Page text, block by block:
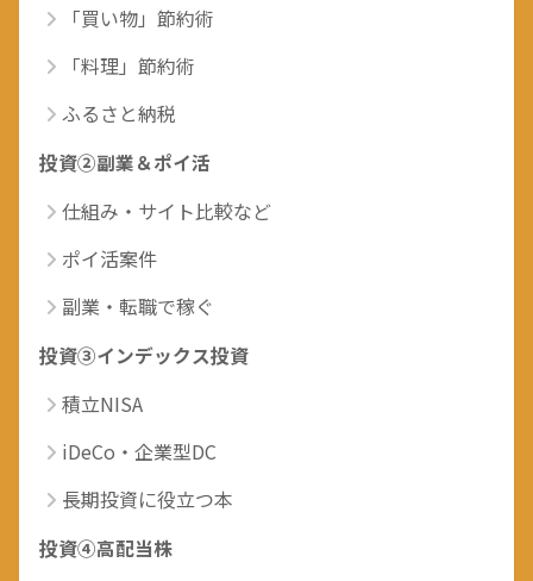
「買い物」節約術
「料理」節約術
ふるさと納税
投資②副業＆ポイ活
仕組み・サイト比較など
ポイ活案件
副業・転職で稼ぐ
投資③インデックス投資
積立NISA
iDeCo・企業型DC
長期投資に役立つ本
投資④高配当株